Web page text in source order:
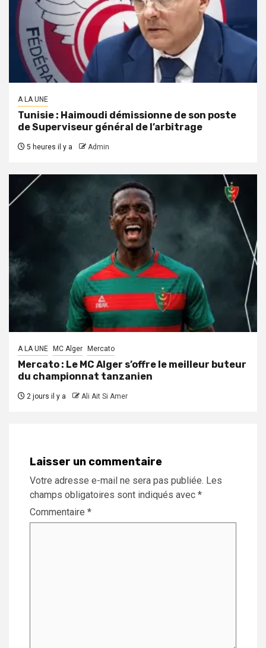
A LA UNE
Tunisie : Haimoudi démissionne de son poste
de Superviseur général de l’arbitrage
5 heures il y a Admin
A LA UNE MC Alger Mercato
Mercato : Le MC Alger s’offre le meilleur buteur
du championnat tanzanien
2 jours il y a Ali Ait Si Amer
Laisser un commentaire
Votre adresse e-mail ne sera pas publiée. Les
champs obligatoires sont indiqués avec *
Commentaire *